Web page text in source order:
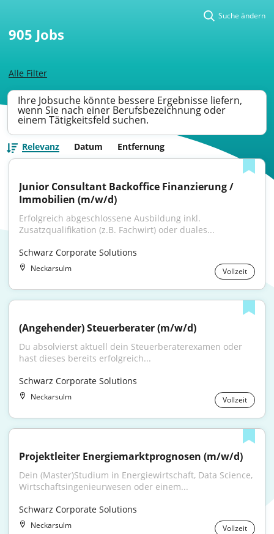
Alle Filter
Suche ändern
905 Jobs
Ihre Jobsuche könnte bessere Ergebnisse liefern,
wenn Sie nach einer Berufsbezeichnung oder
einem Tätigkeitsfeld suchen.
Relevanz Datum Entfernung
Junior Consultant Backoffice Finanzierung /
Immobilien (m/w/d)
Erfolgreich abgeschlossene Ausbildung inkl.
Zusatzqualifikation (z.B. Fachwirt) oder duales...
Schwarz Corporate Solutions
Neckarsulm Vollzeit
(Angehender) Steuerberater (m/w/d)
Du absolvierst aktuell dein Steuerberaterexamen oder
hast dieses bereits erfolgreich...
Schwarz Corporate Solutions
Neckarsulm Vollzeit
Projektleiter Energiemarktprognosen (m/w/d)
Dein (Master)Studium in Energiewirtschaft, Data Science,
Wirtschaftsingenieurwesen oder einem...
Schwarz Corporate Solutions
Neckarsulm Vollzeit